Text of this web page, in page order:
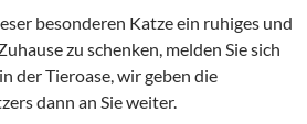
besonderen Katze ein ruhiges und
zu schenken, melden Sie sich
der Tieroase, wir geben die
dann an Sie weiter.